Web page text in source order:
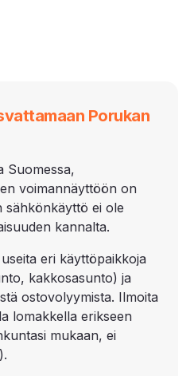
Porukan
Suomessa,
voimannäyttöön on
sähkönkäyttö ei ole
kannalta.
eri käyttöpaikkoja
kakkosasunto) ja
ostovolyymista. Ilmoita
lomakkella erikseen
mukaan, ei